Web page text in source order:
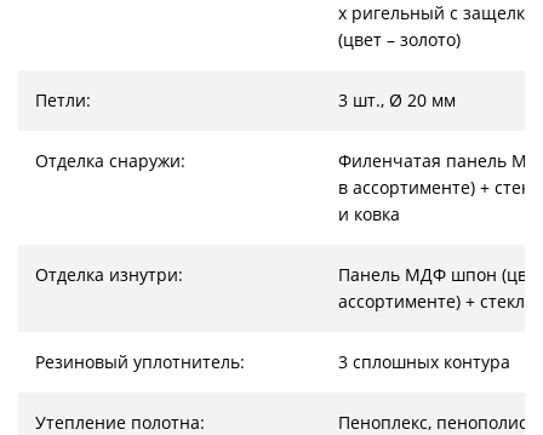
х ригельный с
(цвет – золото)
Петли: 3 шт., Ø 20 мм
Отделка снаружи:
Филенчатая панель
в ассортименте) +
и ковка
Отделка изнутри:
Панель МДФ шпон
ассортименте) +
Резиновый уплотнитель: 3 сплошных контура
Утепление полотна: Пеноплекс,